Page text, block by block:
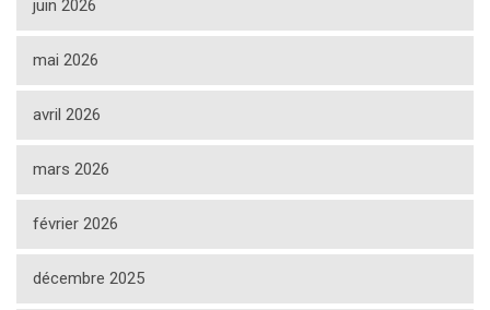
juin 2026
mai 2026
avril 2026
mars 2026
février 2026
décembre 2025